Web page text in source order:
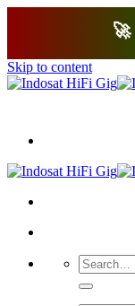
🚀
Skip to content